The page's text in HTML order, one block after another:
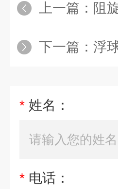
上一篇： 阻
下一篇： 浮
* 姓名：
* 电话：